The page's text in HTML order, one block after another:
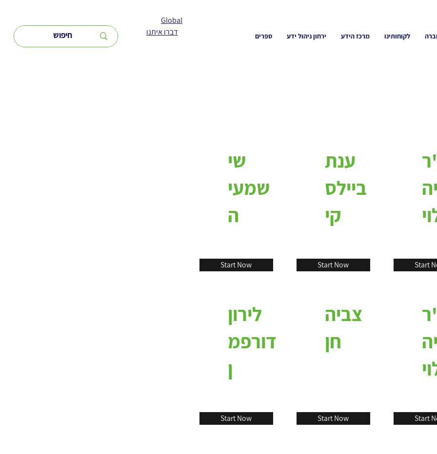
Global
לקוחותינו מרכז הידע ירחון ניהול ידע ספרים דברו איתנו
שי
שמעי
ה
Start Now
ענת
ביילס
קי
Start Now Start
לירון
דורפמ
ן
Start Now
צביה
חן
Start Now Start